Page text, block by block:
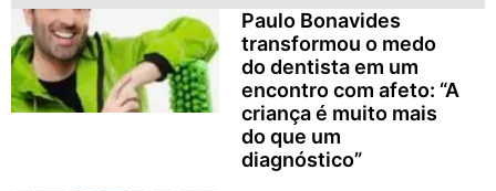
Paulo Bonavides
transformou o medo
do dentista em um
encontro com afeto: “A
criança é muito mais
do que um
diagnóstico”